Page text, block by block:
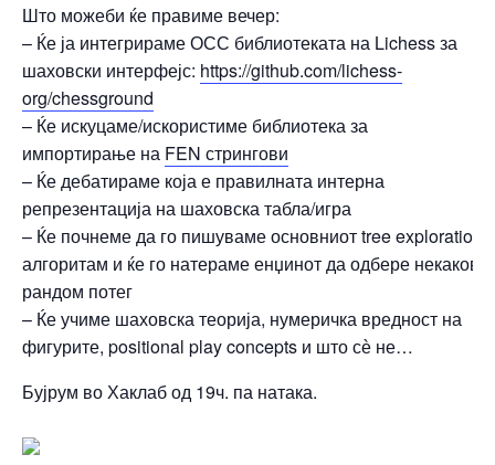
Што можеби ќе правиме вечер:
– Ќе ја интегрираме ОСС библиотеката на Lichess за
шаховски интерфејс: https://github.com/lichess-
org/chessground
– Ќе искуцаме/искористиме библиотека за
импортирање на FEN стрингови
– Ќе дебатираме која е правилната интерна
репрезентација на шаховска табла/игра
– Ќе почнеме да го пишуваме основниот tree exploration
алгоритам и ќе го натераме енџинот да одбере некаков
рандом потег
– Ќе учиме шаховска теорија, нумеричка вредност на
фигурите, positional play concepts и што сѐ не…
Бујрум во Хаклаб од 19ч. па натака.